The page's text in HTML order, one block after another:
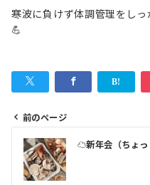
寒波に負けず体調管理をし
💪
投
稿
ナ
前のページ
☁新年会（ちょっ